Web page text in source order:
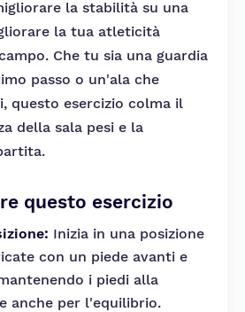
la stabilità su una
la tua atleticità
Che tu sia una guardia
passo o un'ala che
questo esercizio colma il
della sala pesi e la
questo esercizio
Inizia in una posizione
con un piede avanti e
i piedi alla
anche per l'equilibrio.